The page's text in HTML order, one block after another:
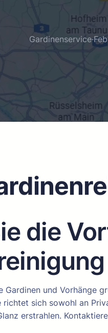
Gardinenservice·
die
Gardinen und Vorhänge
sich sowohl an
erstrahlen.